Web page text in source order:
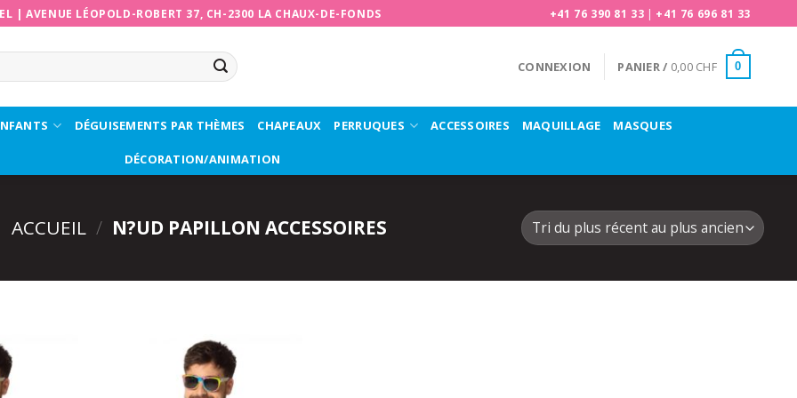
|AVENUE LÉOPOLD-ROBERT 37, CH-2300 LA CHAUX-DE-FONDS +41 76 390 81 33 | +41 76 696 81 33
CONNEXION PANIER / 0,00 CHF 0
DÉGUISEMENTS PAR THÈMES CHAPEAUX PERRUQUES ACCESSOIRES MAQUILLAGE MASQUES
DÉCORATION/ANIMATION
ACCUEIL / N?UD PAPILLON ACCESSOIRES